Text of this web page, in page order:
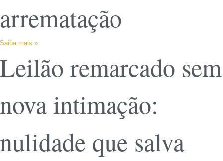
arrematação
Saiba mais »
Leilão remarcado sem
nova intimação:
nulidade que salva